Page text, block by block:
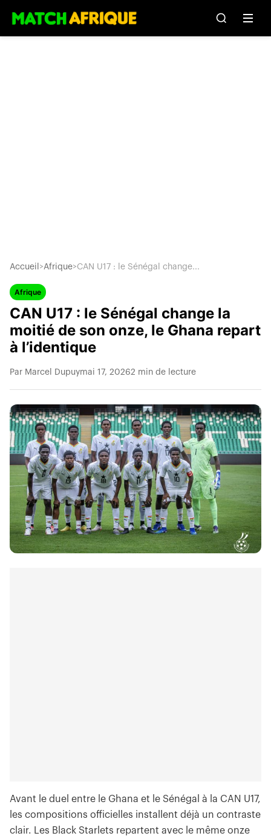
Accueil >Afrique>CAN U17 : le Sénégal change...
Afrique
CAN U17 : le Sénégal change la
moitié de son onze, le Ghana repart
à l’identique
Par Marcel Dupuymai 17, 20262 min de lecture
Avant le duel entre le Ghana et le Sénégal à la CAN U17,
les compositions officielles installent déjà un contraste
clair. Les Black Starlets repartent avec le même onze